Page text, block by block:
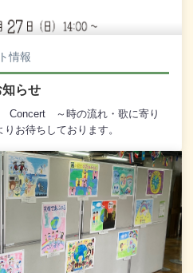
情報
知らせ
Concert ～時の流れ・歌に寄り
お待ちしております。